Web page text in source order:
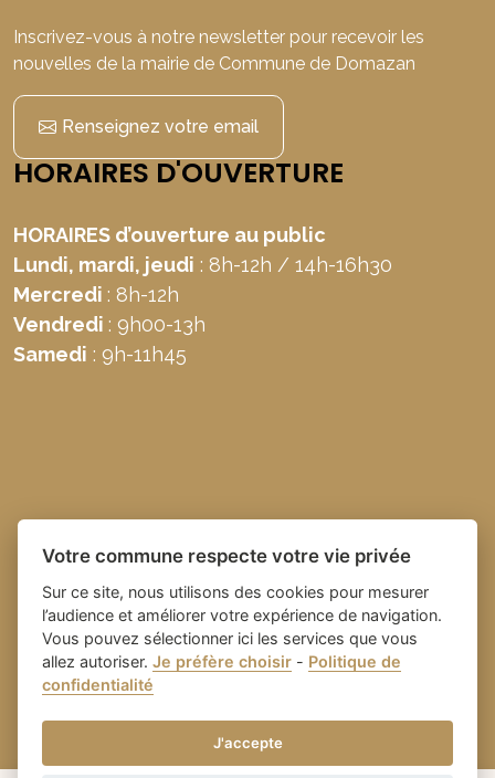
Inscrivez-vous à notre newsletter pour recevoir les
nouvelles de la mairie de Commune de Domazan
Renseignez votre email
HORAIRES D'OUVERTURE
HORAIRES d’ouverture au public
Lundi, mardi, jeudi : 8h-12h / 14h-16h30
Mercredi : 8h-12h
Vendredi : 9h00-13h
Samedi : 9h-11h45
Place du village la solution web
et appli des collectivités
- Commune de
-
Gestion des cookies
Votre commune respecte votre vie privée
Sur ce site, nous utilisons des cookies pour mesurer
l’audience et améliorer votre expérience de navigation.
Vous pouvez sélectionner ici les services que vous
allez autoriser.Je préfère choisir - Politique de
confidentialité
J'accepte